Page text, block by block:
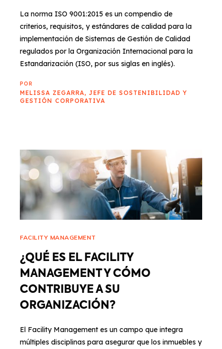
La norma ISO 9001:2015 es un compendio de
criterios, requisitos, y estándares de calidad para la
implementación de Sistemas de Gestión de Calidad
regulados por la Organización Internacional para la
Estandarización (ISO, por sus siglas en inglés).
POR
MELISSA ZEGARRA, JEFE DE SOSTENIBILIDAD Y
GESTIÓN CORPORATIVA
FACILITY MANAGEMENT
¿QUÉ ES EL FACILITY
MANAGEMENT Y CÓMO
CONTRIBUYE A SU
ORGANIZACIÓN?
El Facility Management es un campo que integra
múltiples disciplinas para asegurar que los inmuebles y